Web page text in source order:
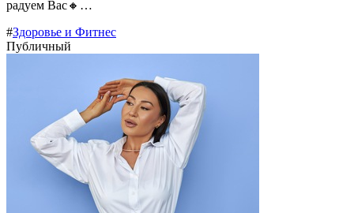
радуем Вас🔸…
#Здоровье и Фитнес
Публичный